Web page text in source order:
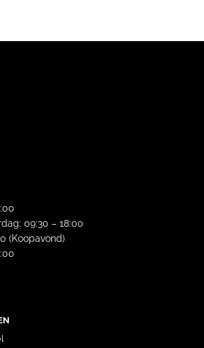
09:30 – 18:00
(Koopavond)